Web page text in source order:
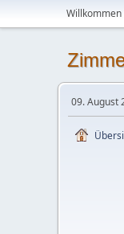
Willkommen
09. August